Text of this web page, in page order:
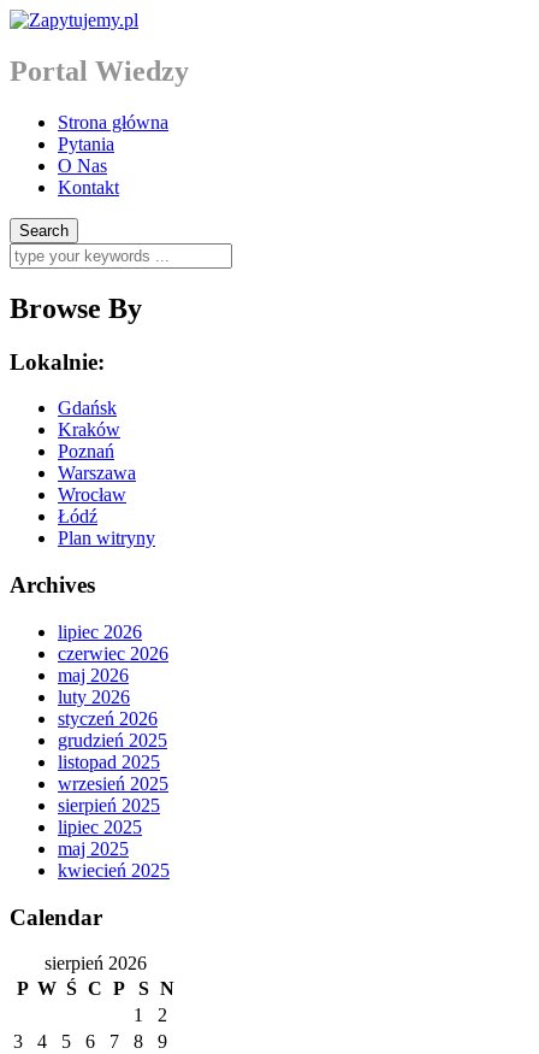
Portal Wiedzy
Strona główna
Pytania
O Nas
Kontakt
Browse By
Lokalnie:
Gdańsk
Kraków
Poznań
Warszawa
Wrocław
Łódź
Plan witryny
Archives
lipiec 2026
czerwiec 2026
maj 2026
luty 2026
styczeń 2026
grudzień 2025
listopad 2025
wrzesień 2025
sierpień 2025
lipiec 2025
maj 2025
kwiecień 2025
Calendar
sierpień 2026
P W Ś C P S N
1
2
3
4 5 6 7 8
9